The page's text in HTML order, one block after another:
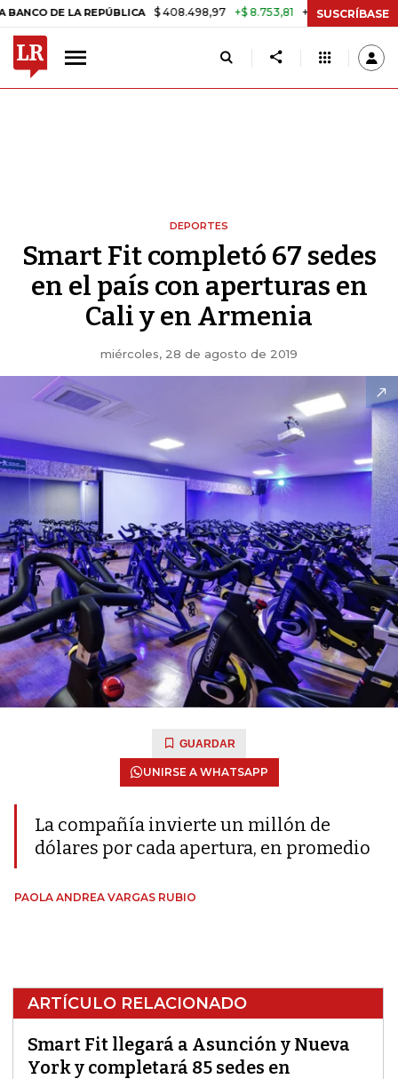
LA REPÚBLICA $ 408.498,97 +$ 8.753,81 +2,19% TASA DE
SUSCRÍBASE
DEPORTES
Smart Fit completó 67 sedes
en el país con aperturas en
Cali y en Armenia
miércoles, 28 de agosto de 2019
GUARDAR
UNIRSE A WHATSAPP
La compañía invierte un millón de
dólares por cada apertura, en promedio
PAOLA ANDREA VARGAS RUBIO
ARTÍCULO RELACIONADO
Smart Fit llegará a Asunción y Nueva
York y completará 85 sedes en